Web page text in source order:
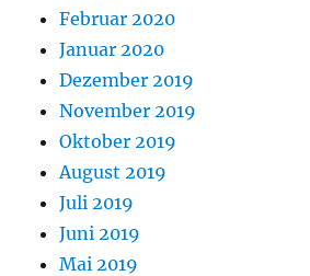
Februar 2020
Januar 2020
Dezember 2019
November 2019
Oktober 2019
August 2019
Juli 2019
Juni 2019
Mai 2019